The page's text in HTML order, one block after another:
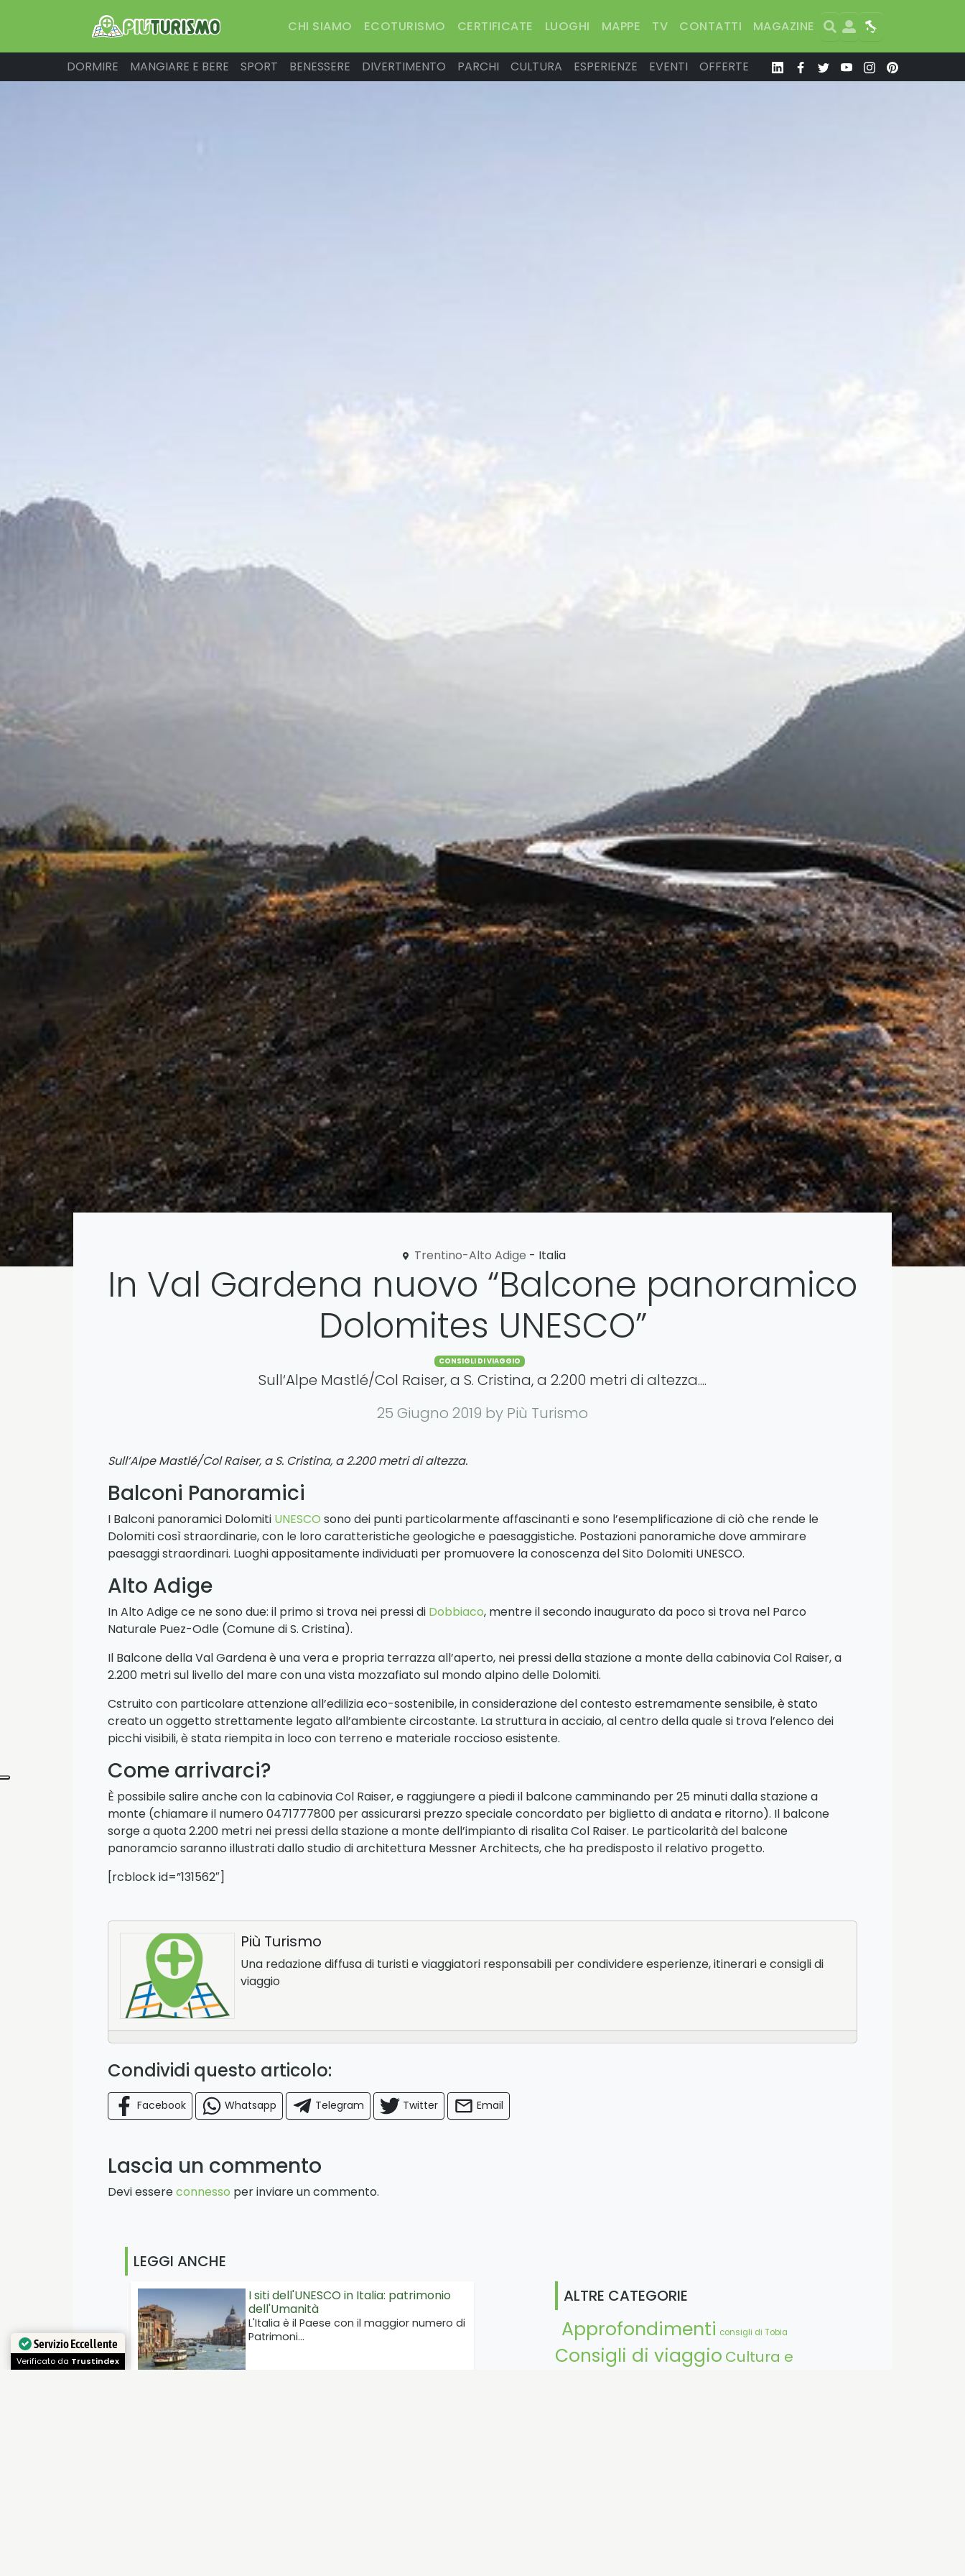
CHI SIAMO ECOTURISMO CERTIFICATE LUOGHI MAPPE TV CONTATTI MAGAZINE Search
User Map
DORMIRE MANGIARE E BERE SPORT BENESSERE DIVERTIMENTO PARCHI CULTURA ESPERIENZE EVENTI OFFERTE
Trentino-Alto Adige - Italia
In Val Gardena nuovo “Balcone panoramico
Dolomites UNESCO”
Categories
CONSIGLI DI VIAGGIO
Sull‘Alpe Mastlé/Col Raiser, a S. Cristina, a 2.200 metri di altezza....
25 Giugno 2019 by Più Turismo
Sull‘Alpe Mastlé/Col Raiser, a S. Cristina, a 2.200 metri di altezza.
Balconi Panoramici
I Balconi panoramici Dolomiti UNESCO sono dei punti particolarmente affascinanti e sono l’esemplificazione di ciò che rende le
Dolomiti così straordinarie, con le loro caratteristiche geologiche e paesaggistiche. Postazioni panoramiche dove ammirare
paesaggi straordinari. Luoghi appositamente individuati per promuovere la conoscenza del Sito Dolomiti UNESCO.
Alto Adige
In Alto Adige ce ne sono due: il primo si trova nei pressi di Dobbiaco, mentre il secondo inaugurato da poco si trova nel Parco
Naturale Puez-Odle (Comune di S. Cristina).
Il Balcone della Val Gardena è una vera e propria terrazza all’aperto, nei pressi della stazione a monte della cabinovia Col Raiser, a
2.200 metri sul livello del mare con una vista mozzafiato sul mondo alpino delle Dolomiti.
Cstruito con particolare attenzione all’edilizia eco-sostenibile, in considerazione del contesto estremamente sensibile, è stato
creato un oggetto strettamente legato all’ambiente circostante. La struttura in acciaio, al centro della quale si trova l’elenco dei
picchi visibili, è stata riempita in loco con terreno e materiale roccioso esistente.
Come arrivarci?
È possibile salire anche con la cabinovia Col Raiser, e raggiungere a piedi il balcone camminando per 25 minuti dalla stazione a
monte (chiamare il numero 0471777800 per assicurarsi prezzo speciale concordato per biglietto di andata e ritorno). Il balcone
sorge a quota 2.200 metri nei pressi della stazione a monte dell’impianto di risalita Col Raiser. Le particolarità del balcone
panoramcio saranno illustrati dallo studio di architettura Messner Architects, che ha predisposto il relativo progetto.
[rcblock id=”131562″]
Più Turismo
Una redazione diffusa di turisti e viaggiatori responsabili per condividere esperienze, itinerari e consigli di
viaggio
Condividi questo articolo:
Facebook Whatsapp Telegram Twitter Email
Lascia un commento
Devi essereconnesso per inviare un commento.
LEGGI ANCHE
I siti dell'UNESCO in Italia: patrimonio
dell'Umanità
L'Italia è il Paese con il maggior numero di
Patrimoni…
ALTRE CATEGORIE
Approfondimenti consigli di Tobia
Consigli di viaggio Cultura e
Servizio Eccellente
Verificato da Trustindex